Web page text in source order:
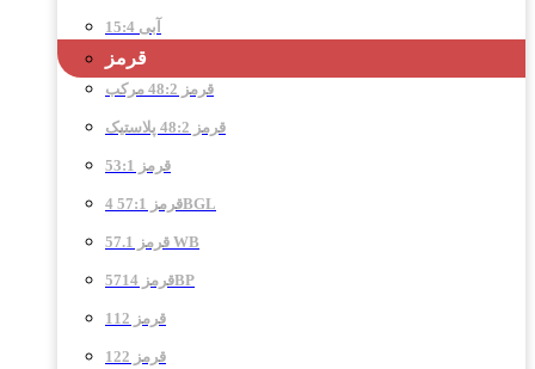
آبی 15:4
قرمز
قرمز 48:2 مرکب
قرمز 48:2 پلاستیک
قرمز 53:1
قرمز 57:1 4BGL
قرمز 57.1 WB
قرمز 5714BP
قرمز 112
قرمز 122